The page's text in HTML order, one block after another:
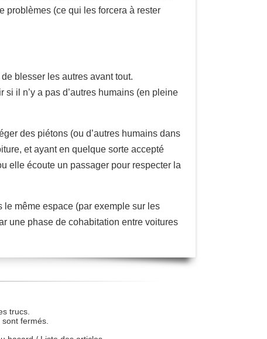
problèmes (ce qui les forcera à rester
blesser les autres avant tout.
il n’y a pas d’autres humains (en pleine
des piétons (ou d’autres humains dans
et ayant en quelque sorte accepté
elle écoute un passager pour respecter la
même espace (par exemple sur les
une phase de cohabitation entre voitures
trucs.
fermés.